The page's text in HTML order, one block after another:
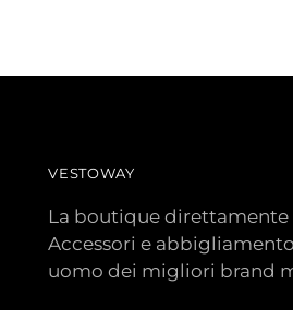
VESTOWAY
La boutique direttamente
Accessori e
uomo dei migliori brand